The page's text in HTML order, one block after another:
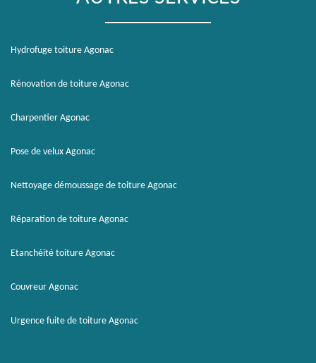
Hydrofuge toiture Agonac
Rénovation de toiture Agonac
Charpentier Agonac
Pose de velux Agonac
Nettoyage démoussage de toiture Agonac
Réparation de toiture Agonac
Etanchéité toiture Agonac
Couvreur Agonac
Urgence fuite de toiture Agonac